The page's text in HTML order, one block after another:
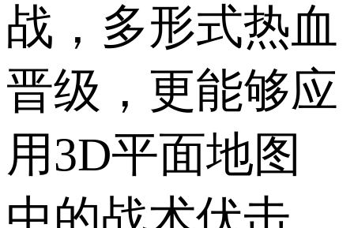
战，多形式热血
晋级，更能够应
用3D平面地图